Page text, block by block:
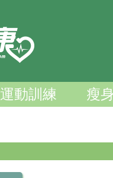
運動訓練 瘦